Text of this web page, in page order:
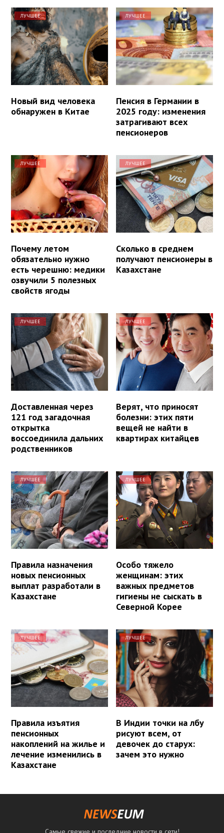
ЛУЧШЕЕ
Новый вид человека
обнаружен в Китае
ЛУЧШЕЕ
Пенсия в Германии в
2025 году: изменения
затрагивают всех
пенсионеров
ЛУЧШЕЕ
Почему летом
обязательно нужно
есть черешню: медики
озвучили 5 полезных
свойств ягоды
ЛУЧШЕЕ
Сколько в среднем
получают пенсионеры в
Казахстане
ЛУЧШЕЕ
Доставленная через
121 год загадочная
открытка
воссоединила дальних
родственников
ЛУЧШЕЕ
Верят, что приносят
болезни: этих пяти
вещей не найти в
квартирах китайцев
ЛУЧШЕЕ
Правила назначения
новых пенсионных
выплат разработали в
Казахстане
ЛУЧШЕЕ
Особо тяжело
женщинам: этих
важных предметов
гигиены не сыскать в
Северной Корее
ЛУЧШЕЕ
Правила изъятия
пенсионных
накоплений на жилье и
лечение изменились в
Казахстане
ЛУЧШЕЕ
В Индии точки на лбу
рисуют всем, от
девочек до старух:
зачем это нужно